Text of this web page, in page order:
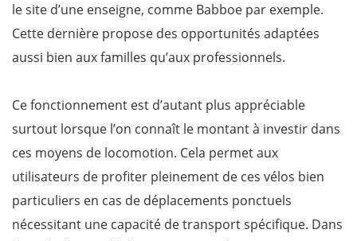
le site d’une enseigne, comme Babboe par exemple.
Cette dernière propose des opportunités adaptées
aussi bien aux familles qu’aux professionnels.
Ce fonctionnement est d’autant plus appréciable
surtout lorsque l’on connaît le montant à investir dans
ces moyens de locomotion. Cela permet aux
utilisateurs de profiter pleinement de ces vélos bien
particuliers en cas de déplacements ponctuels
nécessitant une capacité de transport spécifique. Dans